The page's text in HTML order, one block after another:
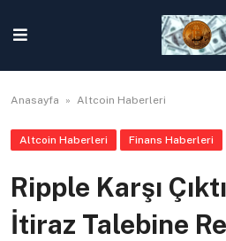
content
Anasayfa » Altcoin Haberleri
Altcoin Haberleri Finans Haberleri
Ripple Karşı
İtiraz Talebine